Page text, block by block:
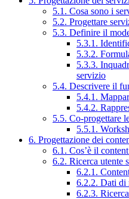
5.1. Cosa sono i
5.2. Progettare
5.3. Definire il
5.3.1.
5.3.2.
5.3.3.
servizio
5.4. Descrivere il
5.4.1.
5.4.2.
5.5. Co-progettare
5.5.1.
6. Progettazione dei
6.1. Cos’è il
6.2. Ricerca utente
6.2.1.
6.2.2. Dati di
6.2.3.